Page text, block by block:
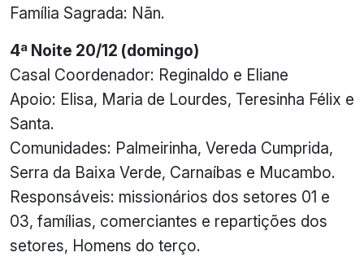
Família Sagrada: Nãn.
4ª Noite 20/12 (domingo)
Casal Coordenador: Reginaldo e Eliane
Apoio: Elisa, Maria de Lourdes, Teresinha Félix e
Santa.
Comunidades: Palmeirinha, Vereda Cumprida,
Serra da Baixa Verde, Carnaíbas e Mucambo.
Responsáveis: missionários dos setores 01 e
03, famílias, comerciantes e repartições dos
setores, Homens do terço.